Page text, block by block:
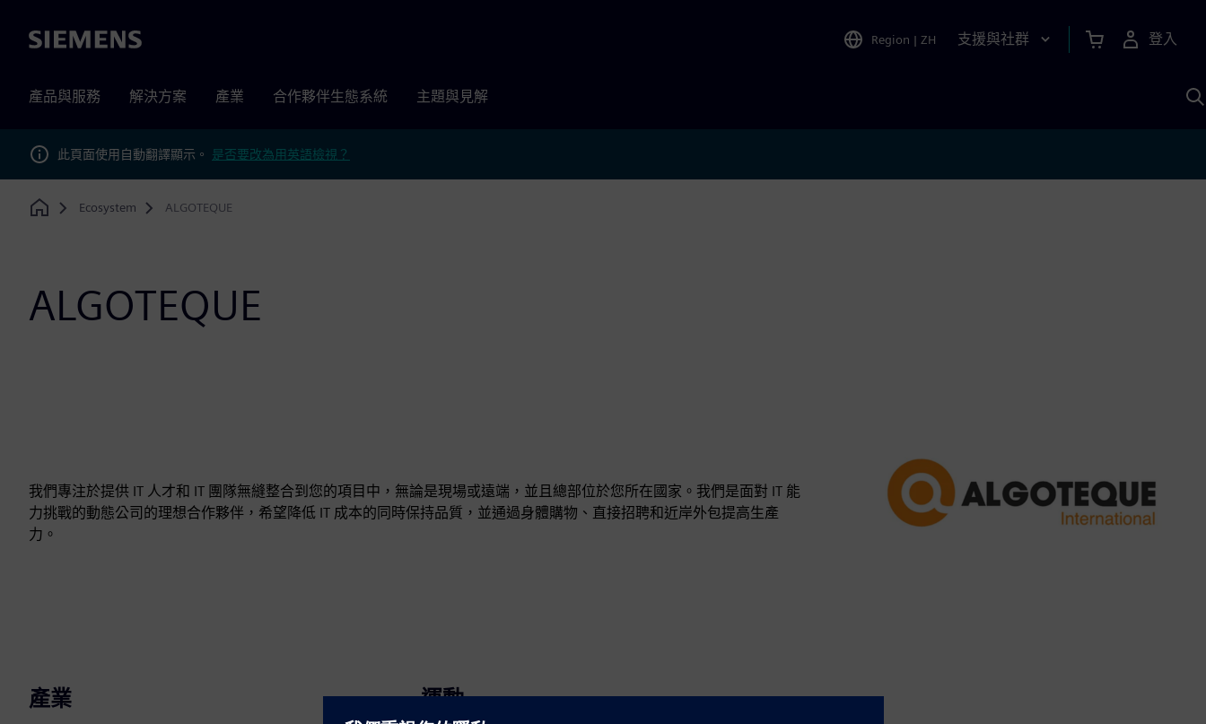
Siemens Region | ZH 支援與社群 登入
產品與服務 解決方案 產業 合作夥伴生態系統 主題與見解
此頁面使用自動翻譯顯示。 是否要改為用英語檢視？
Home
Ecosystem ALGOTEQUE
ALGOTEQUE
我們專注於提供 IT 人才和 IT 團隊無縫整合到您的項目中，無論是現場或遠端，並且總部位於您所在國家。我們是面對 IT 能
力挑戰的動態公司的理想合作夥伴，希望降低 IT 成本的同時保持品質，並通過身體購物、直接招聘和近岸外包提高生產
力。
產業 運動